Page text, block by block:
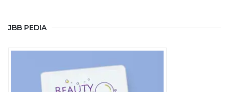
JBB PEDIA